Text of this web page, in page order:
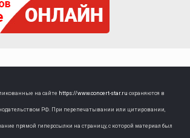
на сайте https://www.concert-star.ru охраняются в
РФ. При перепечатывании или цитировании,
прямой гиперссылки на страницу, с которой материал был